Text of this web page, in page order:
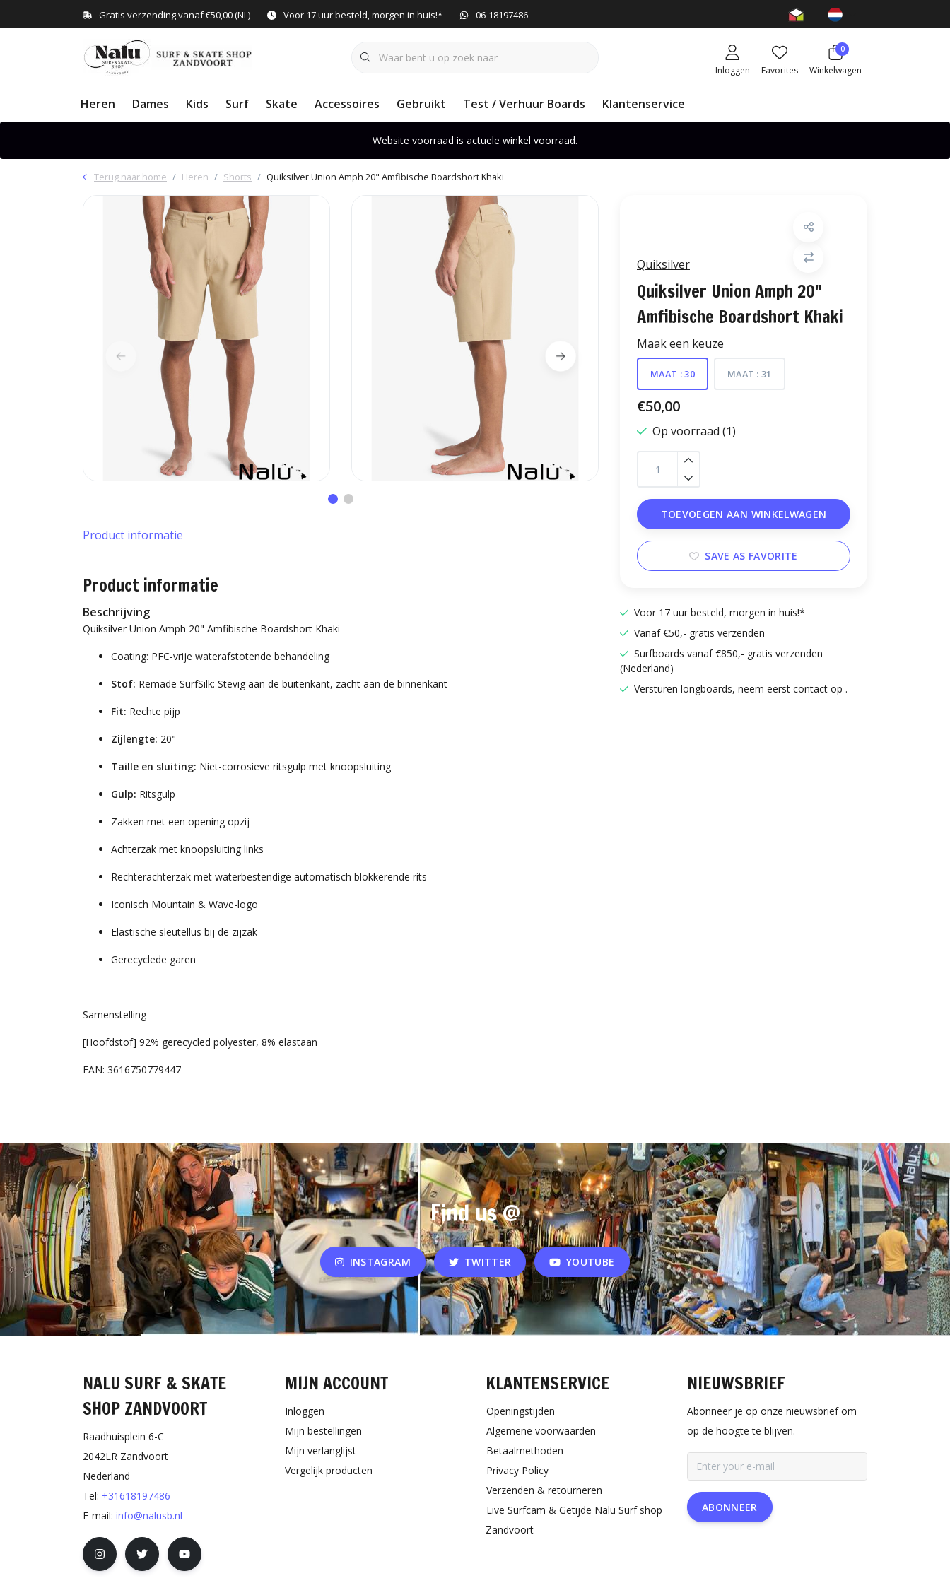
Gratis verzending vanaf €50,00 (NL) Voor 17 uur besteld, morgen in huis!* 06-18197486
Inloggen Favorites
0
Winkelwagen
Heren Dames Kids Surf Skate Accessoires Gebruikt Test / Verhuur Boards Klantenservice
Website voorraad is actuele winkel voorraad.
Terug naar home Heren Shorts Quiksilver Union Amph 20" Amfibische Boardshort Khaki
Quiksilver
Quiksilver Union Amph 20"
Amfibische Boardshort Khaki
Maak een keuze
MAAT : 30 MAAT : 31
€50,00
Op voorraad (1)
TOEVOEGEN AAN WINKELWAGEN
SAVE AS FAVORITE
Voor 17 uur besteld, morgen in huis!*
Vanaf €50,- gratis verzenden
Surfboards vanaf €850,- gratis verzenden
(Nederland)
Versturen longboards, neem eerst contact op .
Product informatie
Product informatie
Beschrijving
Quiksilver Union Amph 20" Amfibische Boardshort Khaki
Coating: PFC-vrije waterafstotende behandeling
Stof: Remade SurfSilk: Stevig aan de buitenkant, zacht aan de binnenkant
Fit: Rechte pijp
Zijlengte: 20"
Taille en sluiting: Niet-corrosieve ritsgulp met knoopsluiting
Gulp: Ritsgulp
Zakken met een opening opzij
Achterzak met knoopsluiting links
Rechterachterzak met waterbestendige automatisch blokkerende rits
Iconisch Mountain & Wave-logo
Elastische sleutellus bij de zijzak
Gerecyclede garen
Samenstelling
[Hoofdstof] 92% gerecycled polyester, 8% elastaan
EAN: 3616750779447
Find us @
INSTAGRAM TWITTER YOUTUBE
NALU SURF & SKATE
SHOP ZANDVOORT
Raadhuisplein 6-C
2042LR Zandvoort
Nederland
Tel: +31618197486
E-mail: info@nalusb.nl
MIJN ACCOUNT
Inloggen
Mijn bestellingen
Mijn verlanglijst
Vergelijk producten
KLANTENSERVICE
Openingstijden
Algemene voorwaarden
Betaalmethoden
Privacy Policy
Verzenden & retourneren
Live Surfcam & Getijde Nalu Surf shop
Zandvoort
NIEUWSBRIEF
Abonneer je op onze nieuwsbrief om
op de hoogte te blijven.
ABONNEER